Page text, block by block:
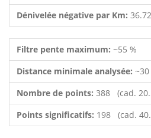
Dénivelée négative par Km:
Filtre pente maximum: ~55 %
Distance minimale analysée:
Nombre de points: 388 (cad.
Points significatifs: 198 (cad.